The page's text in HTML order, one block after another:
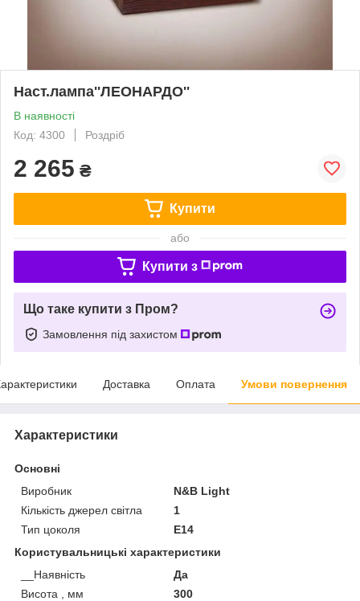
Наст.лампа''ЛЕОНАРДО''
В наявності
Код: 4300
Роздріб
2 265 ₴
Купити
або
Купити з
Що таке купити з Пром?
Замовлення під захистом
Доставка Оплата Умови повернення
Характеристики
Основні
Виробник
N&B Light
Кількість джерел світла
1
Тип цоколя
E14
Користувальницькі характеристики
__Наявність
Да
Висота , мм
300